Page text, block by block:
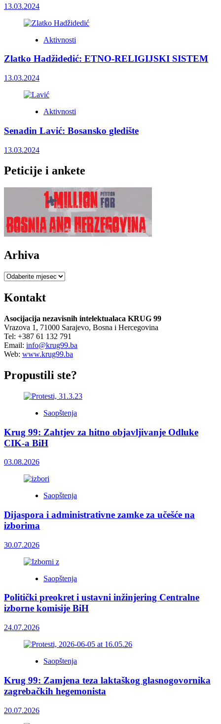
13.03.2024
Aktivnosti
Zlatko Hadžidedić: ETNO-RELIGIJSKI SISTEM
13.03.2024
Aktivnosti
Senadin Lavić: Bosansko gledište
13.03.2024
Peticije i ankete
Arhiva
Arhiva
Kontakt
Asocijacija nezavisnih intelektualaca KRUG 99
Vrazova 1, 71000 Sarajevo, Bosna i Hercegovina
Tel: +387 61 132 791
Email: info@krug99.ba
Web: www.krug99.ba
Propustili ste?
Saopštenja
Krug 99: Zahtjev za hitno objavljivanje Odluke
CIK-a BiH
03.08.2026
Saopštenja
Dijaspora i administrativne zamke za učešće na
izborima
30.07.2026
Saopštenja
Politički preokret i ustavni inžinjering Centralne
izborne komisije BiH
24.07.2026
Saopštenja
Krug 99: Zamjena teza laktaškog glasnogovornika
zagrebačkih hegemonista
20.07.2026